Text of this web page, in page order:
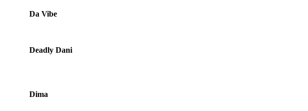
Da Vibe
Deadly Dani
Dima